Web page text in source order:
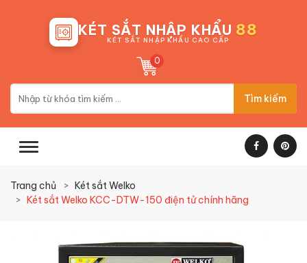
KÉT SẮT NHẬP KHẨU 88
KÉT SẮT NHẬP KHẨU CAO CẤP
0
Tìm kiếm
Trang chủ
Két sắt Welko
Két sắt Welko KCC-DTW-150 điện tử chính hãng